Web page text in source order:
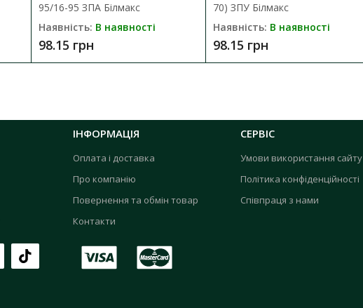
95/16-95 ЗПА Білмакс
Наявність: В наявності
98.15 грн
70) ЗПУ Білмакс
Наявність: В наявності
98.15 грн
ІНФОРМАЦІЯ
Оплата і доставка
Про компанію
Повернення та обмін товар
Контакти
СЕРВІС
Умови використання сайту
Політика конфіденційності
Співпраця з нами